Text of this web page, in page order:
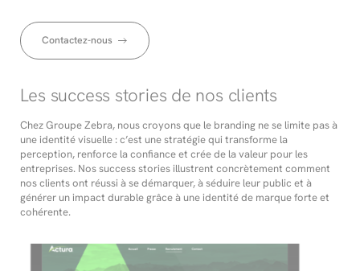
Contactez-nous
Les success stories de nos clients
Chez Groupe Zebra, nous croyons que le branding ne se limite pas à
une identité visuelle : c’est une stratégie qui transforme la
perception, renforce la confiance et crée de la valeur pour les
entreprises. Nos success stories illustrent concrètement comment
nos clients ont réussi à se démarquer, à séduire leur public et à
générer un impact durable grâce à une identité de marque forte et
cohérente.